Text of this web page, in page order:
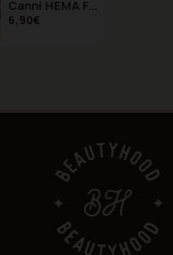
Canni HEMA FREE 9069 9ml
6,90€